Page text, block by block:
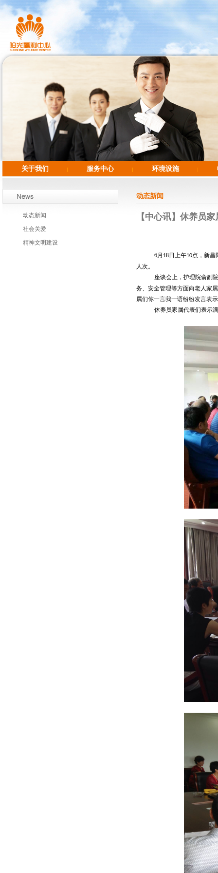
关于我们 服务中心 环境设施
动态新闻
社会关爱
精神文明建设
动态新闻
【中心讯】休养员
6月 18日上午10点，新昌
人次。
座谈会上，护理院俞副
务、安全管理等方面向老人家
属们你一言我一语纷纷发言表
休养员家属代表们表示